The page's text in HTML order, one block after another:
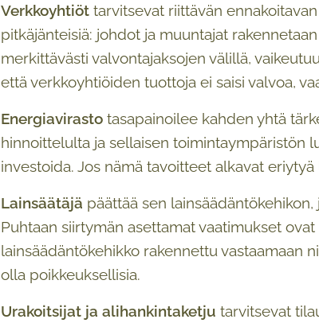
Verkkoyhtiöt tarvitsevat riittävän
pitkäjänteisiä: johdot ja muuntajat
merkittävästi valvontajaksojen välillä,
että verkkoyhtiöiden tuottoja ei saisi valvoa,
Energiavirasto tasapainoilee kahden yhtä
hinnoittelulta ja sellaisen toimintaympäristön
investoida. Jos nämä tavoitteet alkavat
Lainsäätäjä päättää sen
Puhtaan siirtymän asettamat vaatimukset
lainsäädäntökehikko rakennettu vastaamaan
olla poikkeuksellisia.
Urakoitsijat ja alihankintaketju tarvitsevat